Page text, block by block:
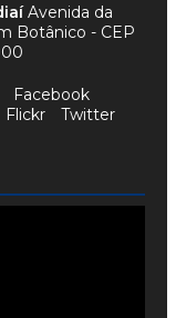
Avenida da
Botânico - CEP
Facebook
Flickr Twitter